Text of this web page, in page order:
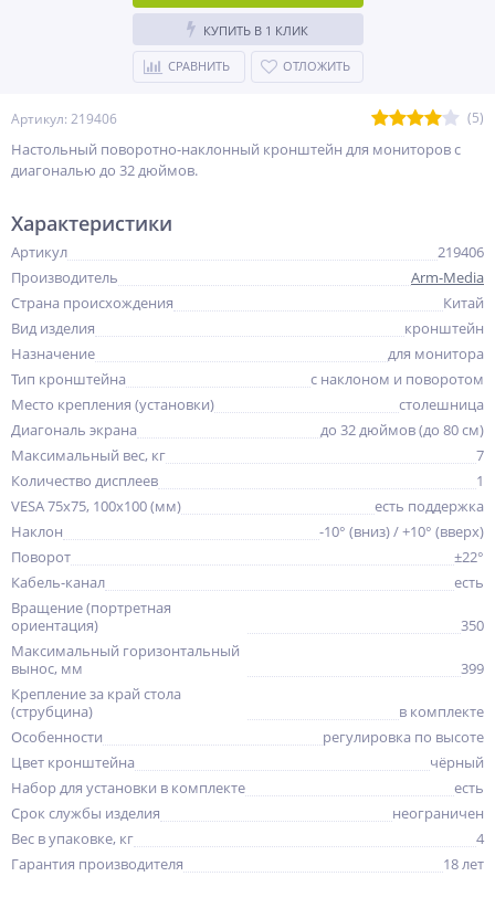
Артикул: 219406 (5)
Настольный поворотно-наклонный кронштейн для мониторов с
диагональю до 32 дюймов.
КУПИТЬ В 1 КЛИК
СРАВНИТЬ ОТЛОЖИТЬ
Характеристики
Артикул
219406
Производитель
Arm-Media
Страна происхождения
Китай
Вид изделия
кронштейн
Назначение
для монитора
Тип кронштейна
с наклоном и поворотом
Место крепления (установки)
столешница
Диагональ экрана
до 32 дюймов (до 80 см)
Максимальный вес, кг
7
Количество дисплеев
1
VESA 75x75, 100x100 (мм)
есть поддержка
Наклон
-10° (вниз) / +10° (вверх)
Поворот
±22°
Кабель-канал
есть
Вращение (портретная
ориентация)
350
Максимальный горизонтальный
вынос, мм
399
Крепление за край стола
(струбцина)
в комплекте
Особенности
регулировка по высоте
Цвет кронштейна
чёрный
Набор для установки в комплекте
есть
Срок службы изделия
неограничен
Вес в упаковке, кг
4
Гарантия производителя
18 лет